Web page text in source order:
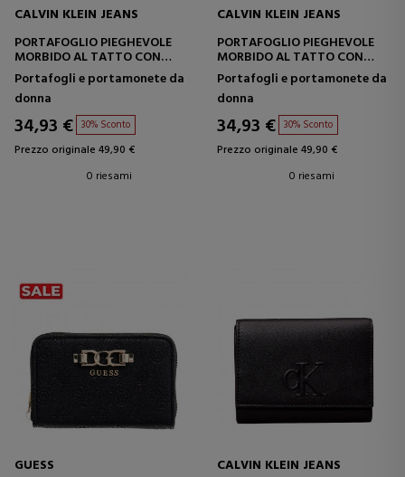
CALVIN KLEIN JEANS
PORTAFOGLIO PIEGHEVOLE
MORBIDO AL TATTO CON
PROTEZIONE RFID
Portafogli e portamonete da
donna
34,93 € 30% Sconto
Prezzo originale 49,90 €
0 riesami
CALVIN KLEIN JEANS
PORTAFOGLIO PIEGHEVOLE
MORBIDO AL TATTO CON
PROTEZIONE RFID
Portafogli e portamonete da
donna
34,93 € 30% Sconto
Prezzo originale 49,90 €
0 riesami
GUESS
CALVIN KLEIN JEANS